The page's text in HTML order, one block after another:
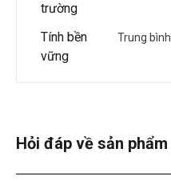
trường
Tính bền
vững
Trung bình
Hỏi đáp về sản phẩm